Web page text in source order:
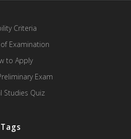
Criteria
Examination
to Apply
Exam
Studies Quiz
Tags